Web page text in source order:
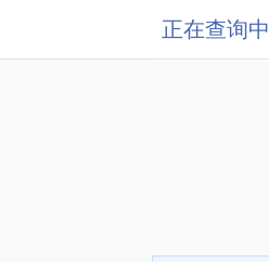
正在查询中